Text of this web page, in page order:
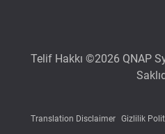
Telif Hakkı ©2026 QNAP
Translation Disclaimer Gizlilik